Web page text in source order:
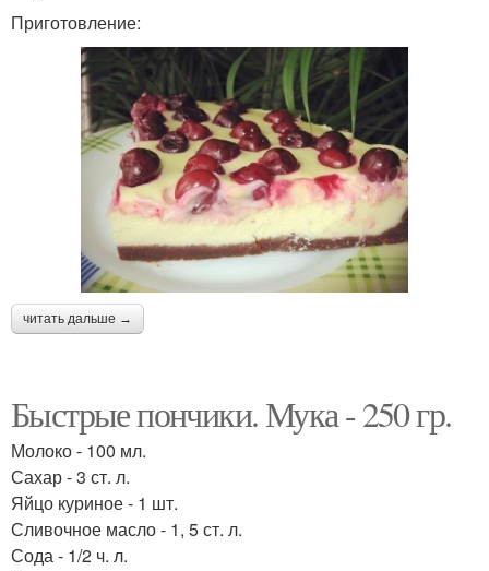
Приготовление:
читать дальше →
Быстрые пончики. Мука - 250 гр.
Молоко - 100 мл.
Сахар - 3 ст. л.
Яйцо куриное - 1 шт.
Сливочное масло - 1, 5 ст. л.
Сода - 1/2 ч. л.